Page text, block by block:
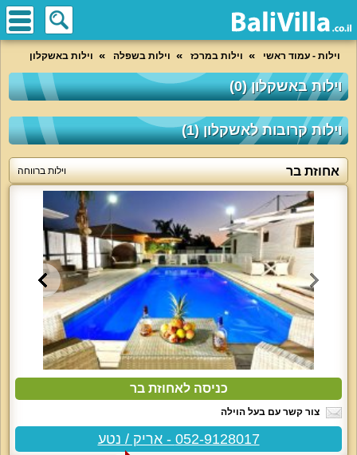
וילות - עמוד ראשי וילות במרכז וילות בשפלה וילות באשקלון
וילות באשקלון (0)
וילות קרובות לאשקלון (1)
אחוזת בר וילות ברווחה
כניסה לאחוזת בר
צור קשר עם בעל הוילה
052-9128017 - אריק / נטע